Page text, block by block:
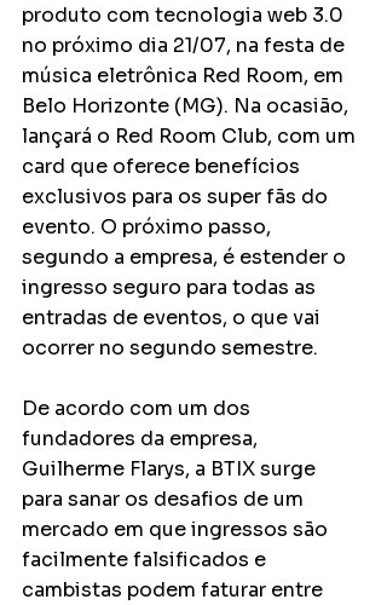
produto com tecnologia web 3.0
no próximo dia 21/07, na festa de
música eletrônica Red Room, em
Belo Horizonte (MG). Na ocasião,
lançará o Red Room Club, com um
card que oferece benefícios
exclusivos para os super fãs do
evento. O próximo passo,
segundo a empresa, é estender o
ingresso seguro para todas as
entradas de eventos, o que vai
ocorrer no segundo semestre.
De acordo com um dos
fundadores da empresa,
Guilherme Flarys, a BTIX surge
para sanar os desafios de um
mercado em que ingressos são
facilmente falsificados e
cambistas podem faturar entre